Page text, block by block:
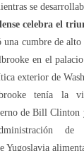
se
celebra el
una cumbre de
en el
exterior de
tenía la
de Bill Clinton
Yugoslavia